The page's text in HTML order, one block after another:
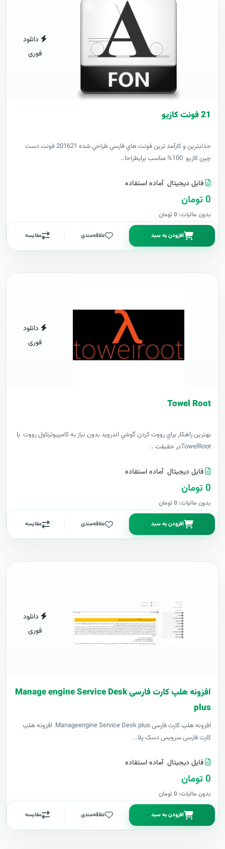
دانلود
فوری
21 فونت کازيو
جذابترين و کارآمد ترين فونت هاي فارسي طراحي شده 201621 فونت دست
چين کازيو 100% مناسب برايطراحا..
فایل دیجیتال آماده استفاده
0 تومان
بدون مالیات: 0 تومان
افزودن به سبد علاقه‌مندی مقایسه
دانلود
فوری
Towel Root
بهترين راهکار براي رووت کردن گوشي اندرويد بدون نياز به کامپيوترتاول رووت يا
TowelRootدر حقيقت ..
فایل دیجیتال آماده استفاده
0 تومان
بدون مالیات: 0 تومان
افزودن به سبد علاقه‌مندی مقایسه
دانلود
فوری
افزونه هلپ کارت فارسی Manage engine Service Desk
plus
افزونه هلپ کارت فارسی Manageengine Service Desk plus افزونه هلپ
کارت فارسی سرویس دسک پلا..
فایل دیجیتال آماده استفاده
0 تومان
بدون مالیات: 0 تومان
افزودن به سبد علاقه‌مندی مقایسه